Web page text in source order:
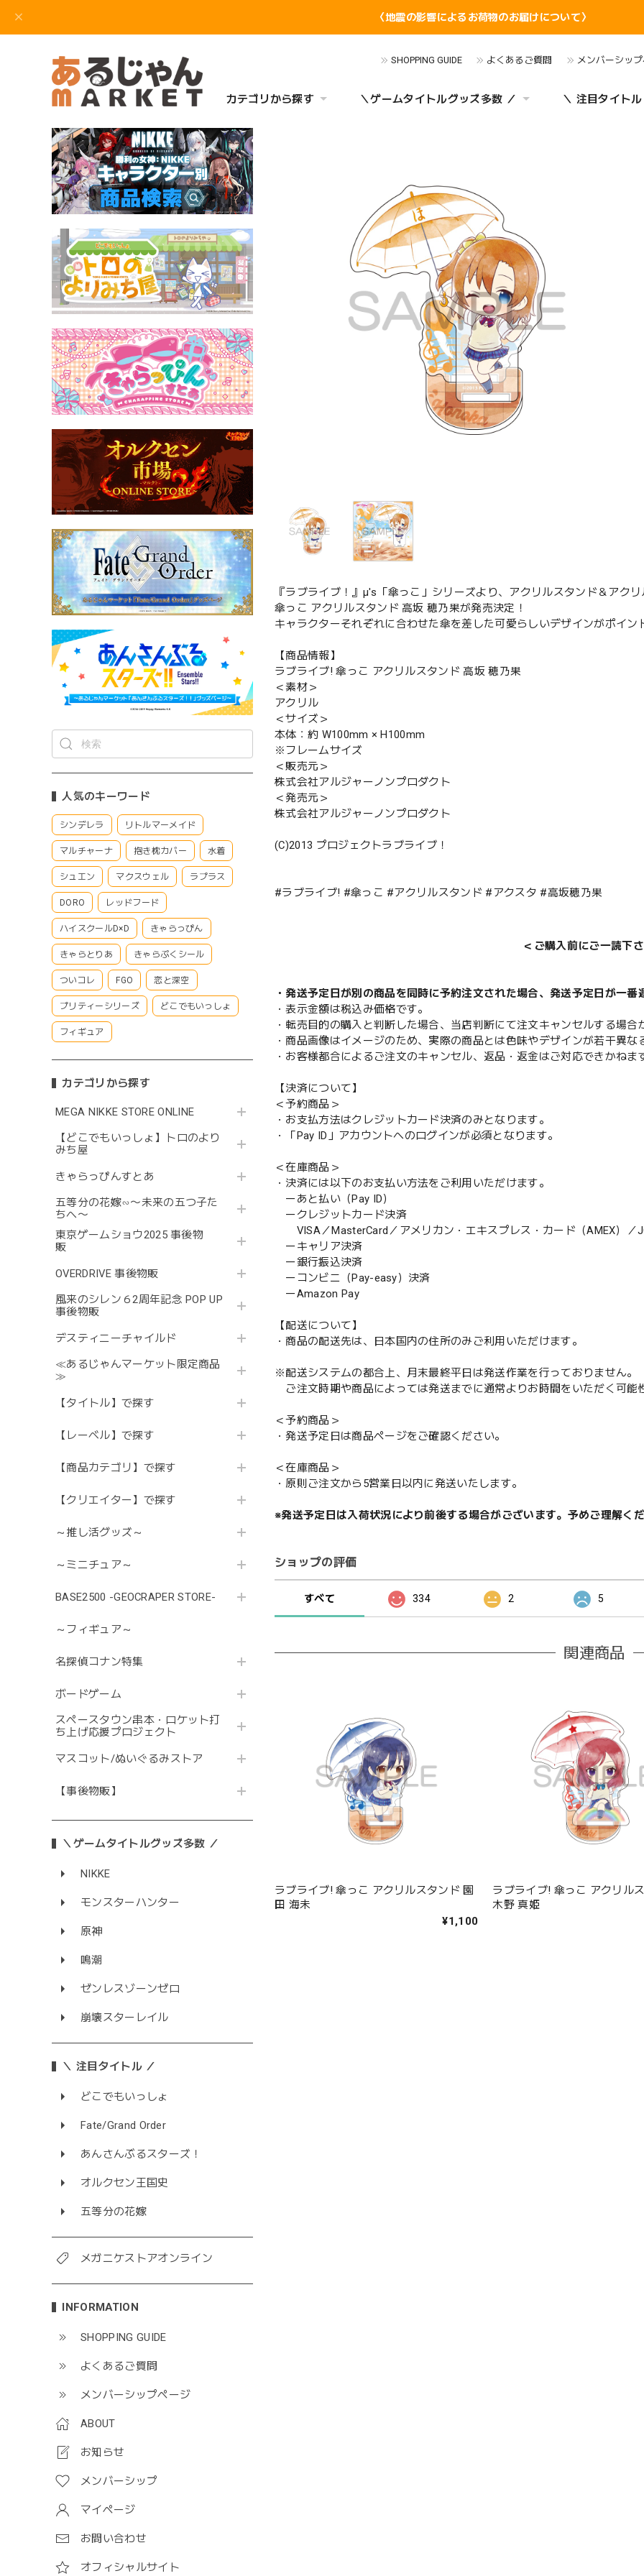
〈地震の影響によるお荷物のお届けについて〉
SHOPPING GUIDE よくあるご質問 メンバーシッ
カテゴリから探す ＼ゲームタイトルグッズ多数 ／ ＼ 注目タイト
人気のキーワード
シンデレラ リトルマーメイド
マルチャーナ 抱き枕カバー 水着
シュエン マクスウェル ラプラス
DORO レッドフード
ハイスクールD×D きゃらっぴん
きゃらとりあ きゃらぷくシール
ついコレ FGO 恋と深空
プリティーシリーズ どこでもいっしょ
フィギュア
カテゴリから探す
MEGA NIKKE STORE ONLINE
【どこでもいっしょ】トロのより
みち屋
きゃらっぴんすとあ
五等分の花嫁∽〜未来の五つ子た
ちへ〜
東京ゲームショウ2025 事後物
販
OVERDRIVE 事後物販
風来のシレン６2周年記念 POP UP
事後物販
デスティニーチャイルド
≪あるじゃんマーケット限定商品
≫
【タイトル】で探す
【レーベル】で探す
【商品カテゴリ】で探す
【クリエイター】で探す
～推し活グッズ～
～ミニチュア～
BASE2500 -GEOCRAPER STORE-
～フィギュア～
名探偵コナン特集
ボードゲーム
スペースタウン串本・ロケット打
ち上げ応援プロジェクト
マスコット/ぬいぐるみストア
【事後物販】
＼ゲームタイトルグッズ多数 ／
NIKKE
モンスターハンター
原神
鳴潮
ゼンレスゾーンゼロ
崩壊スターレイル
＼ 注目タイトル ／
どこでもいっしょ
Fate/Grand Order
あんさんぶるスターズ！
オルクセン王国史
五等分の花嫁
メガニケストアオンライン
INFORMATION
SHOPPING GUIDE
よくあるご質問
メンバーシップページ
ABOUT
お知らせ
メンバーシップ
マイページ
お問い合わせ
オフィシャルサイト
『ラブライブ！』μ's「傘っこ」シリーズより、アクリルスタンド＆アク
傘っこ アクリルスタンド 高坂 穂乃果が発売決定！
キャラクターそれぞれに合わせた傘を差した可愛らしいデザインがポイン
【商品情報】
ラブライブ! 傘っこ アクリルスタンド 高坂 穂乃果
＜素材＞
アクリル
＜サイズ＞
本体：約 W100mm × H100mm
※フレームサイズ
＜販売元＞
株式会社アルジャーノンプロダクト
＜発売元＞
株式会社アルジャーノンプロダクト
(C)2013 プロジェクトラブライブ！
#ラブライブ! #傘っこ #アクリルスタンド #アクスタ #高坂穂乃果
＜ご購入前にご一読下
・発送予定日が別の商品を同時に予約注文された場合、発送予定日が一
・表示金額は税込み価格です。
・転売目的の購入と判断した場合、当店判断にて注文キャンセルする場合
・商品画像はイメージのため、実際の商品とは色味やデザインが若干異な
・お客様都合によるご注文のキャンセル、返品・返金はご対応できかねま
【決済について】
＜予約商品＞
・お支払方法はクレジットカード決済のみとなります。
・「Pay ID」アカウントへのログインが必須となります。
＜在庫商品＞
・決済には以下のお支払い方法をご利用いただけます。
ーあと払い（Pay ID）
ークレジットカード決済
VISA／MasterCard／アメリカン・エキスプレス・カード（AMEX）／
ーキャリア決済
ー銀行振込決済
ーコンビニ（Pay-easy）決済
ーAmazon Pay
【配送について】
・商品の配送先は、日本国内の住所のみご利用いただけます。
※配送システムの都合上、月末最終平日は発送作業を行っておりません。
ご注文時期や商品によっては発送までに通常よりお時間をいただく可能
＜予約商品＞
・発送予定日は商品ページをご確認ください。
＜在庫商品＞
・原則ご注文から5営業日以内に発送いたします。
※発送予定日は入荷状況により前後する場合がございます。予めご理解く
ショップの評価
すべて 334 2 5
関連商品
ラブライブ! 傘っこ アクリルスタンド 園
田 海未
¥1,100
ラブライブ! 傘っこ アクリル
木野 真姫